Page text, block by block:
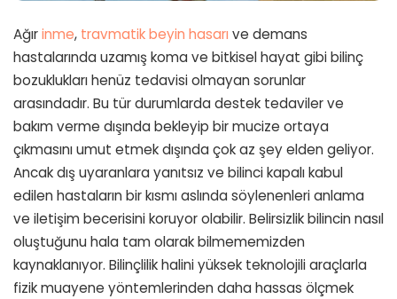
Ağırinme, travmatik beyin hasarı ve demans
hastalarında uzamış koma ve bitkisel hayat gibi bilinç
bozuklukları henüz tedavisi olmayan sorunlar
arasındadır. Bu tür durumlarda destek tedaviler ve
bakım verme dışında bekleyip bir mucize ortaya
çıkmasını umut etmek dışında çok az şey elden geliyor.
Ancak dış uyaranlara yanıtsız ve bilinci kapalı kabul
edilen hastaların bir kısmı aslında söylenenleri anlama
ve iletişim becerisini koruyor olabilir. Belirsizlik bilincin nasıl
oluştuğunu hala tam olarak bilmememizden
kaynaklanıyor. Bilinçlilik halini yüksek teknolojili araçlarla
fizik muayene yöntemlerinden daha hassas ölçmek